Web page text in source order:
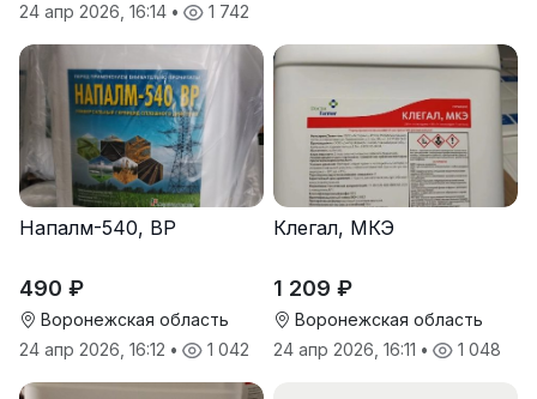
24 апр 2026, 16:14 • 1 742
Напалм-540, ВР
490 ₽
Воронежская область
24 апр 2026, 16:12 • 1 042
Клегал, МКЭ
1 209 ₽
Воронежская область
24 апр 2026, 16:11 • 1 048